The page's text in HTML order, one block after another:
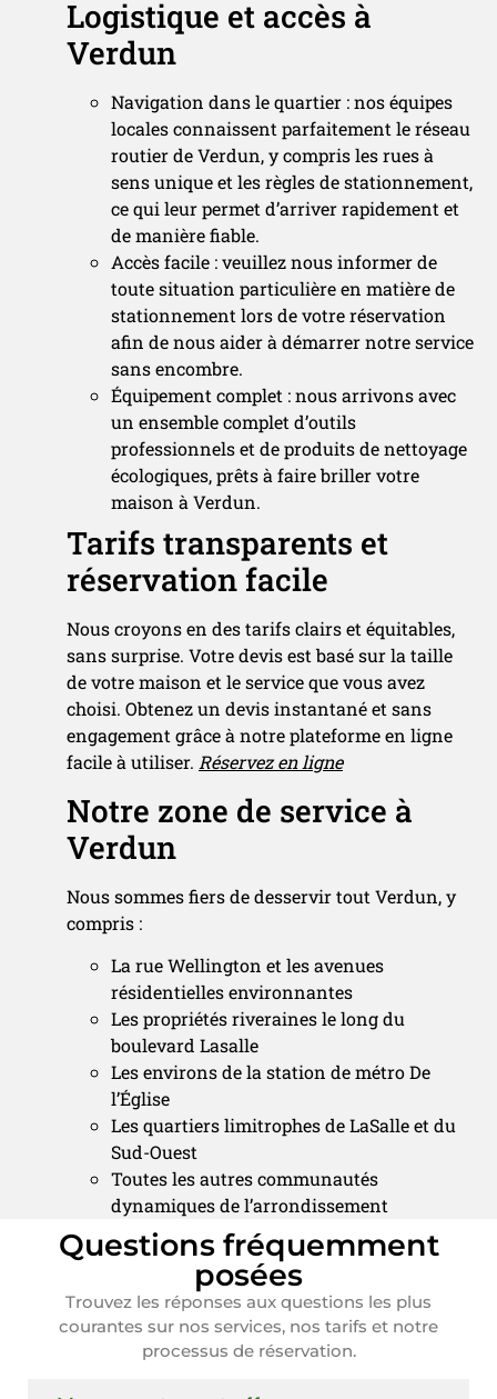
Logistique et accès à
Verdun
Navigation dans le quartier : nos équipes
locales connaissent parfaitement le réseau
routier de Verdun, y compris les rues à
sens unique et les règles de stationnement,
ce qui leur permet d’arriver rapidement et
de manière fiable.
Accès facile : veuillez nous informer de
toute situation particulière en matière de
stationnement lors de votre réservation
afin de nous aider à démarrer notre service
sans encombre.
Équipement complet : nous arrivons avec
un ensemble complet d’outils
professionnels et de produits de nettoyage
écologiques, prêts à faire briller votre
maison à Verdun.
Tarifs transparents et
réservation facile
Nous croyons en des tarifs clairs et équitables,
sans surprise. Votre devis est basé sur la taille
de votre maison et le service que vous avez
choisi. Obtenez un devis instantané et sans
engagement grâce à notre plateforme en ligne
facile à utiliser. Réservez en ligne
Notre zone de service à
Verdun
Nous sommes fiers de desservir tout Verdun, y
compris :
La rue Wellington et les avenues
résidentielles environnantes
Les propriétés riveraines le long du
boulevard Lasalle
Les environs de la station de métro De
l’Église
Les quartiers limitrophes de LaSalle et du
Sud-Ouest
Toutes les autres communautés
dynamiques de l’arrondissement
Questions fréquemment
posées
Trouvez les réponses aux questions les plus
courantes sur nos services, nos tarifs et notre
processus de réservation.